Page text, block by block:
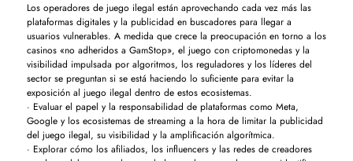
Los operadores de juego ilegal están aprovechando cada vez más las
plataformas digitales y la publicidad en buscadores para llegar a
usuarios vulnerables. A medida que crece la preocupación en torno a los
casinos «no adheridos a GamStop», el juego con criptomonedas y la
visibilidad impulsada por algoritmos, los reguladores y los líderes del
sector se preguntan si se está haciendo lo suficiente para evitar la
exposición al juego ilegal dentro de estos ecosistemas.
· Evaluar el papel y la responsabilidad de plataformas como Meta,
Google y los ecosistemas de streaming a la hora de limitar la publicidad
del juego ilegal, su visibilidad y la amplificación algorítmica.
· Explorar cómo los afiliados, los influencers y las redes de creadores